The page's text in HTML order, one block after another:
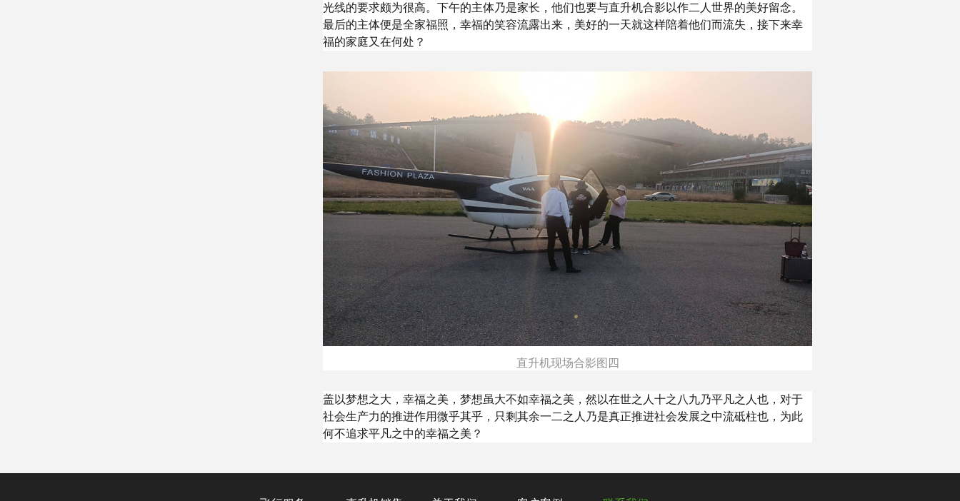
光线的要求颇为很高。下午的主体乃是家长，他们也要与直升机合影以作二人世界的美好留念。
最后的主体便是全家福照，幸福的笑容流露出来，美好的一天就这样陪着他们而流失，接下来幸
福的家庭又在何处？
直升机现场合影图四
盖以梦想之大，幸福之美，梦想虽大不如幸福之美，然以在世之人十之八九乃平凡之人也，对于
社会生产力的推进作用微乎其乎，只剩其余一二之人乃是真正推进社会发展之中流砥柱也，为此
何不追求平凡之中的幸福之美？